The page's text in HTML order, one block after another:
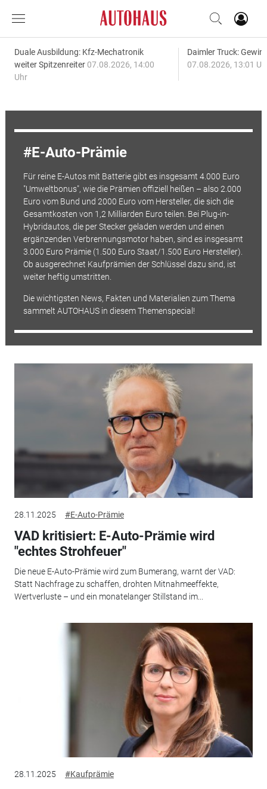
Duale Ausbildung: Kfz-Mechatronik
weiter Spitzenreiter 07.08.2026, 14:00
Uhr
Daimler Truck:
07.08.2026, 13:01
E-Auto-Prämie
Für reine E-Autos mit Batterie gibt es insgesamt 4.000 Euro
"Umweltbonus", wie die Prämien offiziell heißen – also 2.000
Euro vom Bund und 2000 Euro vom Hersteller, die sich die
Gesamtkosten von 1,2 Milliarden Euro teilen. Bei Plug-in-
Hybridautos, die per Stecker geladen werden und einen
ergänzenden Verbrennungsmotor haben, sind es insgesamt
3.000 Euro Prämie (1.500 Euro Staat/1.500 Euro Hersteller).
Ob ausgerechnet Kaufprämien der Schlüssel dazu sind, ist
weiter heftig umstritten.
Die wichtigsten News, Fakten und Materialien zum Thema
sammelt AUTOHAUS in diesem Themenspecial!
28.11.2025 #E-Auto-Prämie
VAD kritisiert: E-Auto-Prämie wird
"echtes Strohfeuer"
Die neue E-Auto-Prämie wird zum Bumerang, warnt der VAD:
Statt Nachfrage zu schaffen, drohten Mitnahmeeffekte,
Wertverluste – und ein monatelanger Stillstand im...
28.11.2025 #Kaufprämie